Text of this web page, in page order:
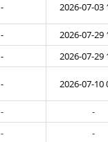
- 2026-07-03
- 2026-07-29
- 2026-07-29
- 2026-07-10
- -
- -